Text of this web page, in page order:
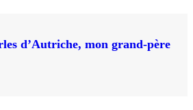
d’Autriche, mon grand-père